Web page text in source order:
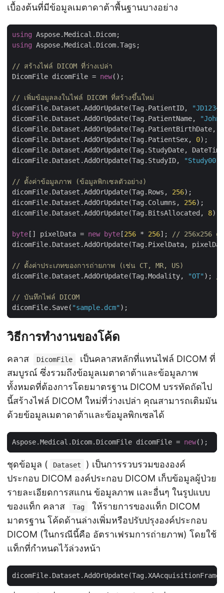
เบื้องต้นที่มีข้อมูลเมตาดาต้าพื้นฐานบางอย่าง
using
using
// สร้างไฟล์ DICOM ที่ว่างเปล่า
DicomFile dicomFile = new
// เพิ่มข้อมูลลงในไฟล์ DICOM ที่สร้างขึ้นใหม่
dicomFile.Dataset.AddOrUpdate(Tag.PatientID,
dicomFile.Dataset.AddOrUpdate(Tag.PatientName,
"John
dicomFile.Dataset.AddOrUpdate(Tag.PatientBirthDate,
dicomFile.Dataset.AddOrUpdate(Tag.PatientSex, 0
dicomFile.Dataset.AddOrUpdate(Tag.StudyID, "Study001"
// ตั้งค่าข้อมูลภาพ (ข้อมูลพิกเซลตัวอย่าง)
dicomFile.Dataset.AddOrUpdate(Tag.Rows, 256
dicomFile.Dataset.AddOrUpdate(Tag.Columns, 256
dicomFile.Dataset.AddOrUpdate(Tag.BitsAllocated, 8
byte [] pixelData = new byte [256 * 256]; // 256x256
// ตั้งค่าประเภทของการถ่ายภาพ (เช่น CT, MR, US)
dicomFile.Dataset.AddOrUpdate(Tag.Modality,
"OT" );
// บันทึกไฟล์ DICOM
dicomFile.Save( "sample.dcm"
วิธีการทำงานของโค้ด
คลาส DicomFile
เป็นคลาสหลักที่แทนไฟล์ DICOM ที่
สมบูรณ์ ซึ่งรวมถึงข้อมูลเมตาดาต้าและข้อมูลภาพ
ทั้งหมดที่ต้องการโดยมาตรฐาน DICOM บรรทัดถัดไป
นี้สร้างไฟล์ DICOM ใหม่ที่ว่างเปล่า คุณสามารถเติมมัน
ด้วยข้อมูลเมตาดาต้าและข้อมูลพิกเซลได้
Aspose.Medical.Dicom.DicomFile dicomFile = new
ชุดข้อมูล ( Dataset
) เป็นการรวบรวมขององค์
ประกอบ DICOM องค์ประกอบ DICOM เก็บข้อมูลผู้ป่วย
รายละเอียดการสแกน ข้อมูลภาพ และอื่นๆ ในรูปแบบ
ของแท็ก คลาส
Tag
ให้รายการของแท็ก DICOM
มาตรฐาน โค้ดด้านล่างเพิ่มหรือปรับปรุงองค์ประกอบ
DICOM (ในกรณีนี้คือ อัตราเฟรมการถ่ายภาพ) โดยใช้
แท็กที่กำหนดไว้ล่วงหน้า